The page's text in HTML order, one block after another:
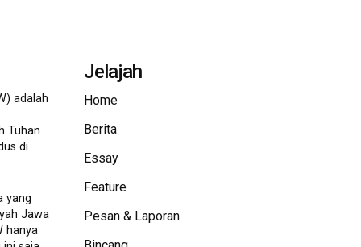
adalah
Tuhan
di
yang
Jawa
hanya
Jelajah
Home
Berita
Essay
Feature
Pesan & Laporan